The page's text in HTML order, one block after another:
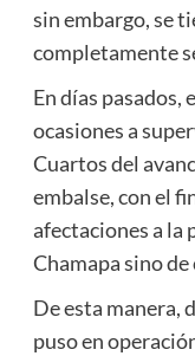
sin embargo, se
completamente
En días pasados,
ocasiones a
Cuartos del
embalse, con el
afectaciones a la
Chamapa sino
De esta manera,
puso en